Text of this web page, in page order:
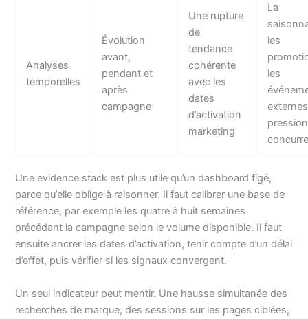
Analyses
temporelles
Évolution
avant,
pendant et
après
campagne
Une rupture
de
tendance
cohérente
avec les
dates
d’activation
marketing
La
les
les
pression
Une evidence stack est plus utile qu’un dashboard figé,
parce qu’elle oblige à raisonner. Il faut calibrer une base de
référence, par exemple les quatre à huit semaines
précédant la campagne selon le volume disponible. Il faut
ensuite ancrer les dates d’activation, tenir compte d’un délai
d’effet, puis vérifier si les signaux convergent.
Un seul indicateur peut mentir. Une hausse simultanée des
recherches de marque, des sessions sur les pages ciblées,